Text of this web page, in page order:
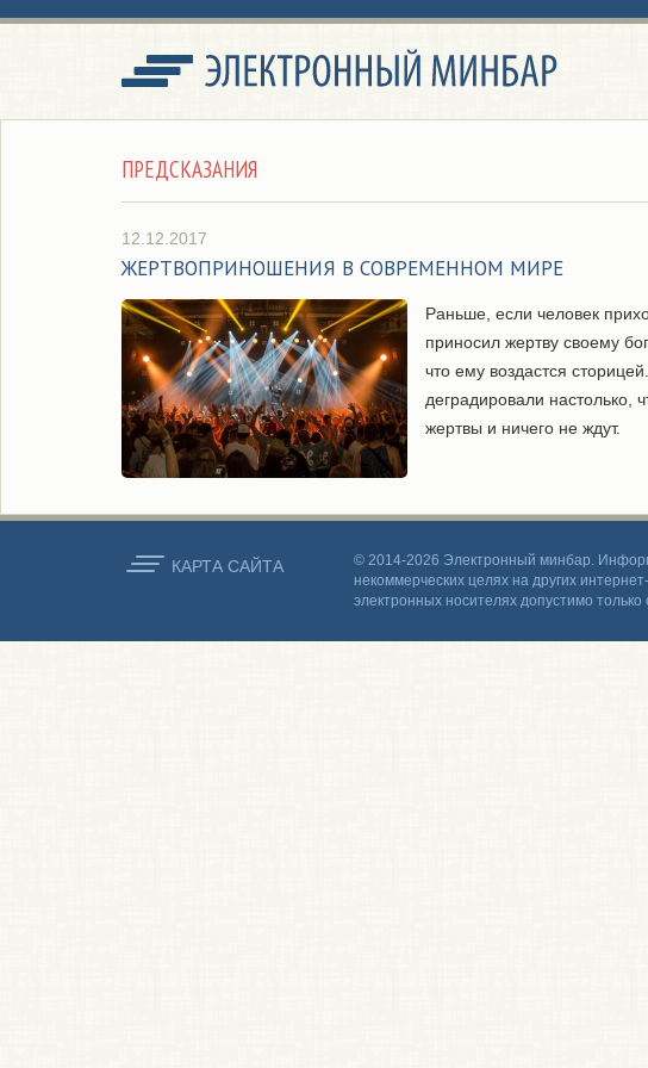
ПРЕДСКАЗАНИЯ
12.12.2017
ЖЕРТВОПРИНОШЕНИЯ В СОВРЕМЕННОМ МИРЕ
Раньше, если человек
приносил жертву своему
что ему воздастся
деградировали настолько,
жертвы и ничего не ждут.
КАРТА CАЙТА
© 2014-2026 Электронный минбар.
некоммерческих целях на других
электронных носителях допустимо